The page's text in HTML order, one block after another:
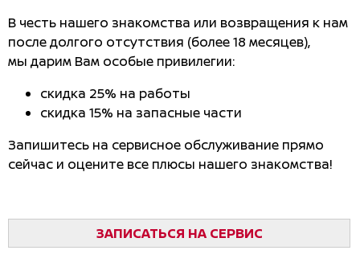
В честь нашего знакомства или возвращения к нам
после долгого отсутствия (более 18 месяцев),
мы дарим Вам особые привилегии:
скидка 25% на работы
скидка 15% на запасные части
Запишитесь на сервисное обслуживание прямо
сейчас и оцените все плюсы нашего знакомства!
ЗАПИСАТЬСЯ НА СЕРВИС